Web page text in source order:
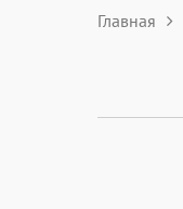
Главная